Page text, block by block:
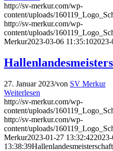
http://sv-merkur.com/wp-
content/uploads/
http://sv-merkur.com/wp-
content/uploads/
Merkur2023-03-06 11:35:10
27. Januar 2023/von SV Merkur
Weiterlesen
http://sv-merkur.com/wp-
content/uploads/
http://sv-merkur.com/wp-
content/uploads/
Merkur2023-01-27 13:32:42
13:38:39